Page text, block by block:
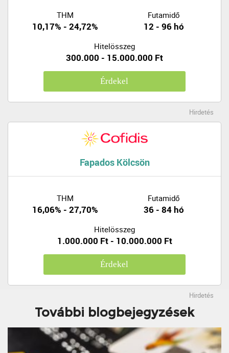
THM
10,17% - 24,72%
Futamidő
12 - 96 hó
Hitelösszeg
300.000 - 15.000.000 Ft
Érdekel
Hirdetés
Fapados Kölcsön
THM
16,06% - 27,70%
Futamidő
36 - 84 hó
Hitelösszeg
1.000.000 Ft - 10.000.000 Ft
Érdekel
Hirdetés
További blogbejegyzések